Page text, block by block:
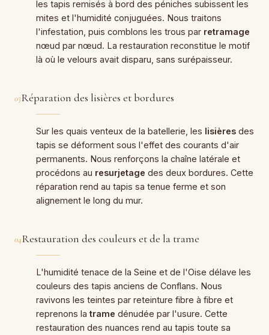
les tapis remisés à bord des péniches subissent les
mites et l'humidité conjuguées. Nous traitons
l'infestation, puis comblons les trous par retramage
nœud par nœud. La restauration reconstitue le motif
là où le velours avait disparu, sans surépaisseur.
03Réparation des lisières et bordures
Sur les quais venteux de la batellerie, les lisières des
tapis se déforment sous l'effet des courants d'air
permanents. Nous renforçons la chaîne latérale et
procédons au resurjetage des deux bordures. Cette
réparation rend au tapis sa tenue ferme et son
alignement le long du mur.
04Restauration des couleurs et de la trame
L'humidité tenace de la Seine et de l'Oise délave les
couleurs des tapis anciens de Conflans. Nous
ravivons les teintes par reteinture fibre à fibre et
reprenons latrame dénudée par l'usure. Cette
restauration des nuances rend au tapis toute sa